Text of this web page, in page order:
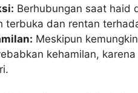
Berhubungan saat haid
terbuka dan rentan
Meskipun
kehamilan,